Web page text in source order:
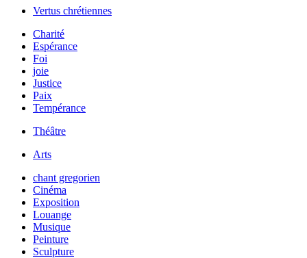
Vertus chrétiennes
Charité
Espérance
Foi
joie
Justice
Paix
Tempérance
Théâtre
Arts
chant gregorien
Cinéma
Exposition
Louange
Musique
Peinture
Sculpture